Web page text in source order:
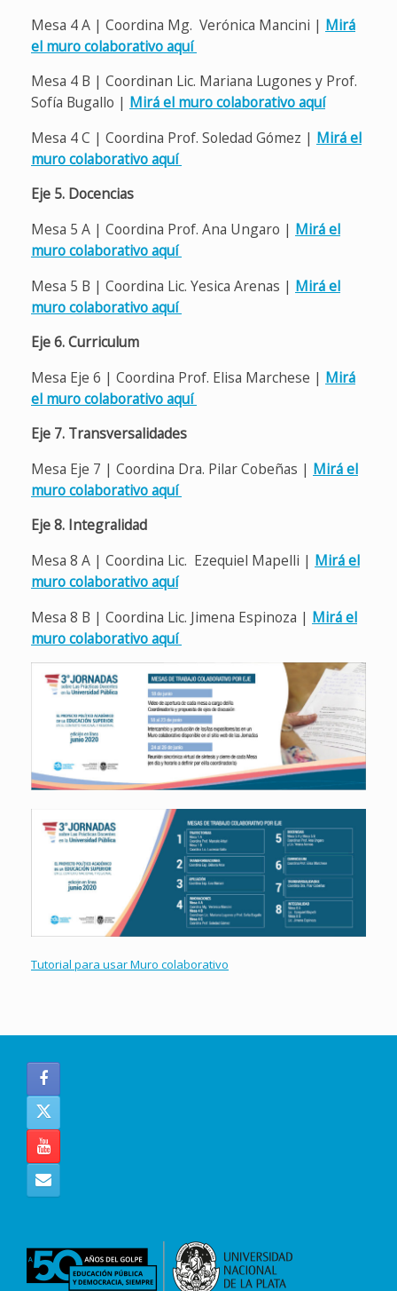
Mesa 4 A | Coordina Mg. Verónica Mancini | Mirá
el muro colaborativo aquí
Mesa 4 B | Coordinan Lic. Mariana Lugones y Prof.
Sofía Bugallo | Mirá el muro colaborativo aquí
Mesa 4 C | Coordina Prof. Soledad Gómez | Mirá el
muro colaborativo aquí
Eje 5. Docencias
Mesa 5 A | Coordina Prof. Ana Ungaro | Mirá el
muro colaborativo aquí
Mesa 5 B | Coordina Lic. Yesica Arenas | Mirá el
muro colaborativo aquí
Eje 6. Curriculum
Mesa Eje 6 | Coordina Prof. Elisa Marchese | Mirá
el muro colaborativo aquí
Eje 7. Transversalidades
Mesa Eje 7 | Coordina Dra. Pilar Cobeñas | Mirá el
muro colaborativo aquí
Eje 8. Integralidad
Mesa 8 A | Coordina Lic. Ezequiel Mapelli | Mirá el
muro colaborativo aquí
Mesa 8 B | Coordina Lic. Jimena Espinoza | Mirá el
muro colaborativo aquí
Tutorial para usar Muro colaborativo